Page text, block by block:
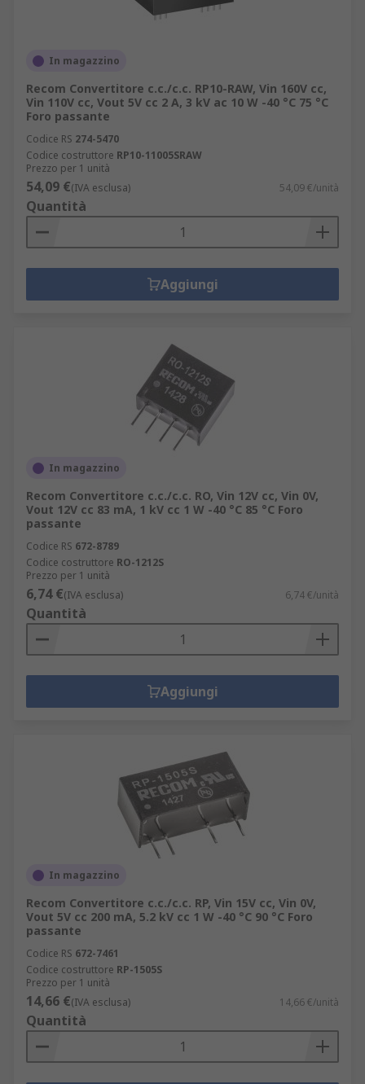
In magazzino
Recom Convertitore c.c./c.c. RP10-RAW, Vin 160V cc,
Vin 110V cc, Vout 5V cc 2 A, 3 kV ac 10 W -40 °C 75 °C
Foro passante
Codice RS 274-5470
Codice costruttore RP10-11005SRAW
Prezzo per 1 unità
54,09 €(IVA esclusa) 54,09 €/unità
Quantità
Aggiungi
In magazzino
Recom Convertitore c.c./c.c. RO, Vin 12V cc, Vin 0V,
Vout 12V cc 83 mA, 1 kV cc 1 W -40 °C 85 °C Foro
passante
Codice RS 672-8789
Codice costruttore RO-1212S
Prezzo per 1 unità
6,74 €(IVA esclusa) 6,74 €/unità
Quantità
Aggiungi
In magazzino
Recom Convertitore c.c./c.c. RP, Vin 15V cc, Vin 0V,
Vout 5V cc 200 mA, 5.2 kV cc 1 W -40 °C 90 °C Foro
passante
Codice RS 672-7461
Codice costruttore RP-1505S
Prezzo per 1 unità
14,66 €(IVA esclusa) 14,66 €/unità
Quantità